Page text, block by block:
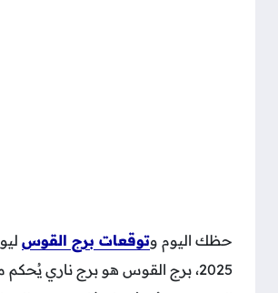
حظك اليوم وتوقعات برج القوس
2025، برج القوس هو برج ناري